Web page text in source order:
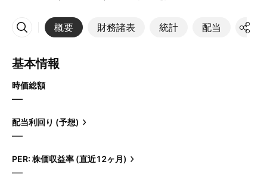
概要 財務諸表 統計 配当 決算
その他
基本情報
時価総額
—
配当利回り (予想)
—
PER: 株価収益率 (直近12ヶ月)
—